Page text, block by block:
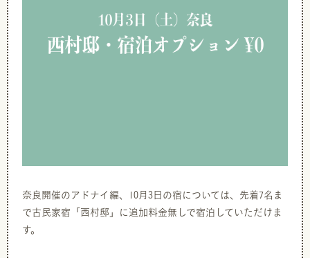
奈良開催のアドナイ編、10月3日の宿については、先着7名ま
で古民家宿「西村邸」に追加料金無しで宿泊していただけま
す。